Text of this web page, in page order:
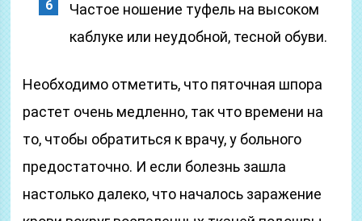
Частое ношение туфель на высоком
каблуке или неудобной, тесной обуви.
Необходимо отметить, что пяточная шпора
растет очень медленно, так что времени на
то, чтобы обратиться к врачу, у больного
предостаточно. И если болезнь зашла
настолько далеко, что началось заражение